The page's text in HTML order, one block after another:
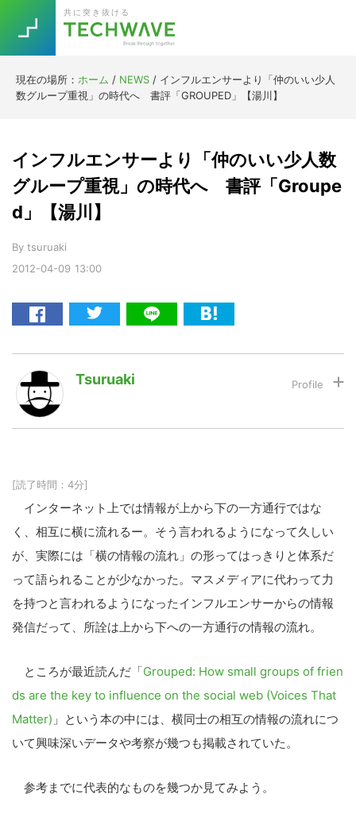
primary
navigation
main
content
primary
sidebar
footer
共に突き抜ける
現在の場所： ホーム / NEWS / インフルエンサーより「仲のいい少人
数グループ重視」の時代へ 書評「GROUPED」【湯川】
2012-04-09 13:00
インフルエンサーより「仲のいい少人数
グループ重視」の時代へ 書評「Groupe
d」【湯川】
By tsuruaki
Tsuruaki
[読了時間：4分]
インターネット上では情報が上から下の一方通行ではな
く、相互に横に流れるー。そう言われるようになって久しい
が、実際には「横の情報の流れ」の形ってはっきりと体系だ
って語られることが少なかった。マスメディアに代わって力
を持つと言われるようになったインフルエンサーからの情報
発信だって、所詮は上から下への一方通行の情報の流れ。
ところが最近読んだ「Grouped: How small groups of frien
ds are the key to influence on the social web (Voices That
Matter) 」という本の中には、横同士の相互の情報の流れにつ
いて興味深いデータや考察が幾つも掲載されていた。
参考までに代表的なものを幾つか見てみよう。
TOPICS
RE:LIFE
Re:Work
AI
暗号資産
VR/AR
[Startup]
[Voice Edition]
[YouTube]
LINE
特集
Block Data Bank
Trend 今話題の注目キーワード
5G Asana テレワーク
ニューノーマル
Daily Weekly